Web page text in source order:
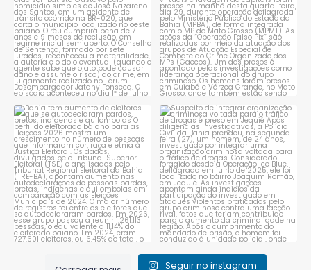
Bahia tem aumento de eleitores
que se autodeclaram...
1 0
Suspeito de integrar
organização criminosa
voltada...
1 0
Seguir no instagram